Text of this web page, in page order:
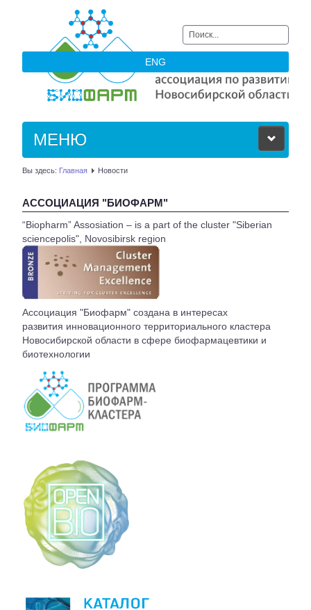
Искать...
ENG
МЕНЮ
ОБ АССОЦИАЦИИ
ЧЛЕНЫ АССОЦИАЦИИ
НОВОСТИ
АКТУАЛЬНОЕ
ВСТУПЛЕНИЕ
КОНТАКТЫ
БЮРО АССОЦИАЦИИ
Вы здесь: Главная Новости
АССОЦИАЦИЯ "БИОФАРМ"
“Biopharm” Assosiation – is a part of the cluster "Siberian
sciencepolis", Novosibirsk region
Ассоциация "Биофарм" создана в интересах
развития инновационного территориального кластера
Новосибирской области в сфере биофармацевтики и
биотехнологии